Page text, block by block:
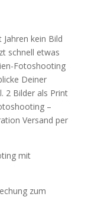
kein Bild
schnell etwas
Fotoshooting
Deiner
2 Bilder als Print
–
Versand per
mit
zum